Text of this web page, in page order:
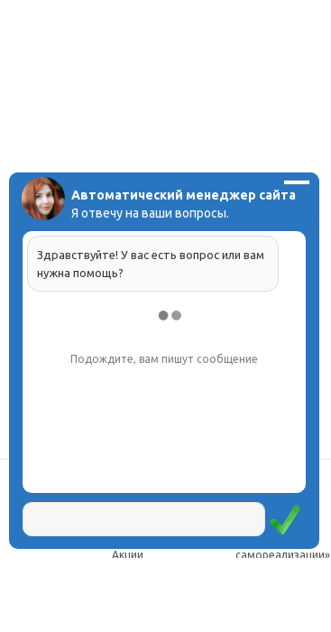
Проекты
Новости
Акции
Проект «Школа
самореализации»
Автоматический менеджер сайта
Я отвечу на ваши вопросы.
Здравствуйте! У вас есть вопрос или вам
нужна помощь?
Подождите, вам пишут сообщение